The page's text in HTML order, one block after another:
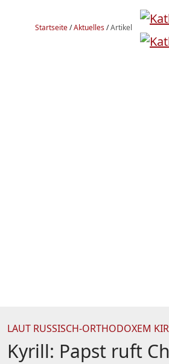
Startseite/Aktuelles/Artikel
LAUT RUSSISCH-ORTHODOXEM
Kyrill: Papst ruft